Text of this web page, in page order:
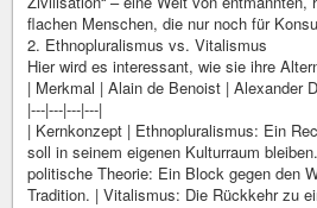
flachen Menschen, die nur noch für
2. Ethnopluralismus vs. Vitalismus
Hier wird es interessant, wie sie ihre
| Merkmal | Alain de Benoist | Alexander
|---|---|---|---|
| Kernkonzept | Ethnopluralismus: Ein
soll in seinem eigenen Kulturraum
politische Theorie: Ein Block gegen den
Tradition. | Vitalismus: Die Rückkehr zu